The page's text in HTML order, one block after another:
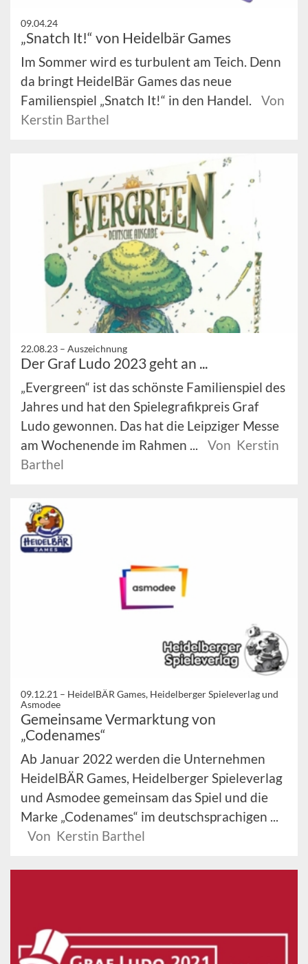
09.04.24
„Snatch It!“ von Heidelbär Games
Im Sommer wird es turbulent am Teich. Denn
da bringt HeidelBär Games das neue
Familienspiel „Snatch It!“ in den Handel.
Von
Kerstin Barthel
22.08.23 – Auszeichnung
Der Graf Ludo 2023 geht an ...
„Evergreen“ ist das schönste Familienspiel des
Jahres und hat den Spielegrafikpreis Graf
Ludo gewonnen. Das hat die Leipziger Messe
am Wochenende im Rahmen ...
Von Kerstin
Barthel
09.12.21 – HeidelBÄR Games, Heidelberger Spieleverlag und
Asmodee
Gemeinsame Vermarktung von
„Codenames“
Ab Januar 2022 werden die Unternehmen
HeidelBÄR Games, Heidelberger Spieleverlag
und Asmodee gemeinsam das Spiel und die
Marke „Codenames“ im deutschsprachigen ...
Von Kerstin Barthel